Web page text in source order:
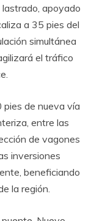
apoyado
a 35 pies del
simultánea
el tráfico
de nueva vía
entre las
de vagones
inversiones
beneficiando
la región.